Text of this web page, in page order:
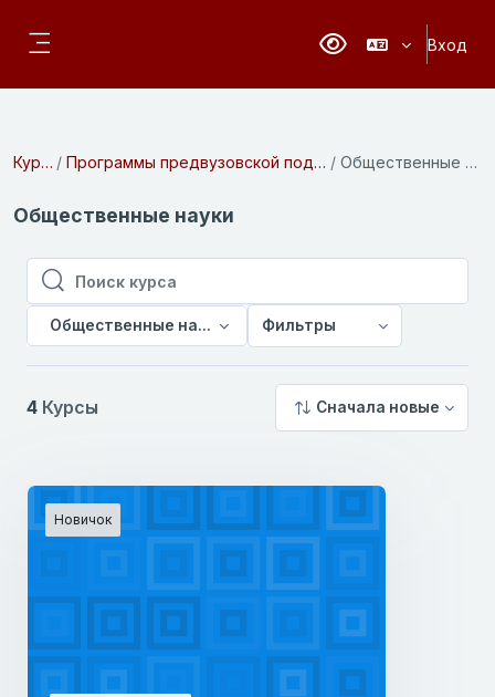
Версия для Вход
Курсы Программы предвузовской подготовки Общественные науки
Общественные науки
Поиск курса
Поиск курса
Общественные науки Фильтры
4 Курсы Сначала новые
Новичок